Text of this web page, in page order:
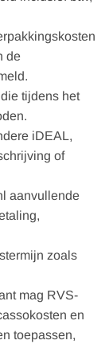
de
tijdens het
iDEAL,
of
aanvullende
zoals
mag RVS-
en
toepassen,